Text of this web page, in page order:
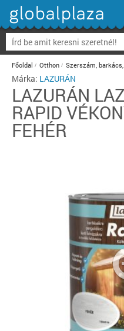
Főoldal Otthon Szerszám,
Márka: LAZURÁN
LAZURÁN
RAPID
FEHÉR